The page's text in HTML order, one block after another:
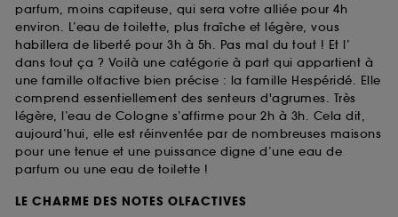
parfum, moins capiteuse, qui sera votre alliée pour 4h
environ. L’eau de toilette, plus fraîche et légère, vous
habillera de liberté pour 3h à 5h. Pas mal du tout ! Et l’
dans tout ça ? Voilà une catégorie à part qui appartient à
une famille olfactive bien précise : la famille Hespéridé. Elle
comprend essentiellement des senteurs d'agrumes. Très
légère, l’eau de Cologne s’affirme pour 2h à 3h. Cela dit,
aujourd’hui, elle est réinventée par de nombreuses maisons
pour une tenue et une puissance digne d’une eau de
parfum ou une eau de toilette !
LE CHARME DES NOTES OLFACTIVES